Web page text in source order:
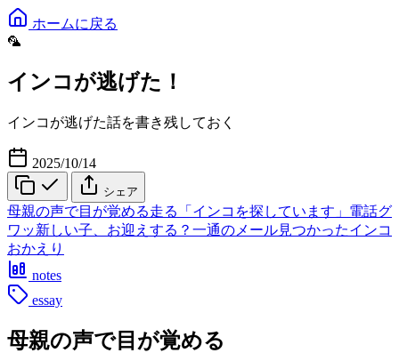
ホームに戻る
🦜
インコが逃げた！
インコが逃げた話を書き残しておく
2025/10/14
シェア
母親の声で目が覚める走る 「インコを探しています」 電話グ
ワッ新しい子、お迎えする？ 一通のメール見つかったインコ
おかえり
notes
essay
母親の声で目が覚める